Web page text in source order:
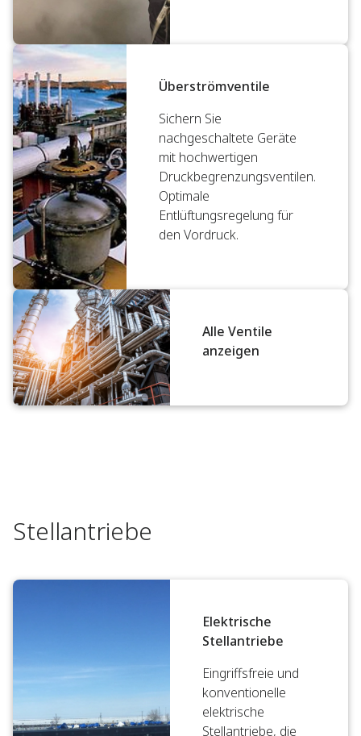
Überströmventile
Sichern Sie
nachgeschaltete Geräte
mit hochwertigen
Druckbegrenzungsventilen.
Optimale
Entlüftungsregelung für
den Vordruck.
Alle Ventile
anzeigen
Stellantriebe
Elektrische
Stellantriebe
Eingriffsfreie und
konventionelle
elektrische
Stellantriebe, die